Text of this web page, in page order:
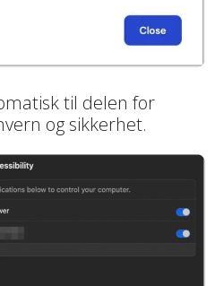
til delen for
og sikkerhet.